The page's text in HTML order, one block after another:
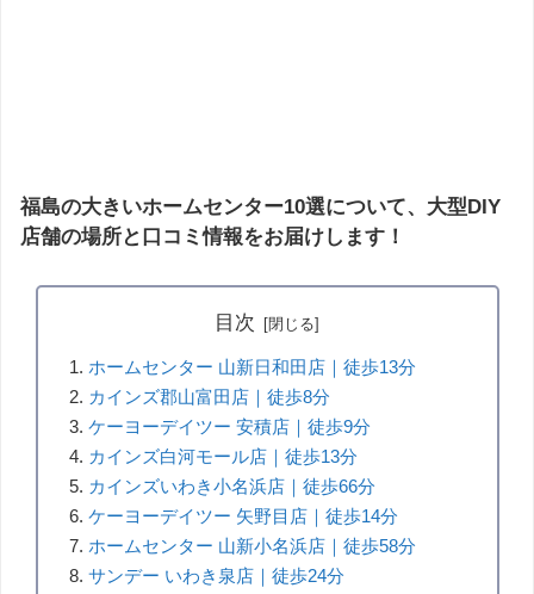
福島の大きいホームセンター10選について、大型DIY
店舗の場所と口コミ情報をお届けします！
目次
ホームセンター 山新日和田店｜徒歩13分
カインズ郡山富田店｜徒歩8分
ケーヨーデイツー 安積店｜徒歩9分
カインズ白河モール店｜徒歩13分
カインズいわき小名浜店｜徒歩66分
ケーヨーデイツー 矢野目店｜徒歩14分
ホームセンター 山新小名浜店｜徒歩58分
サンデー いわき泉店｜徒歩24分